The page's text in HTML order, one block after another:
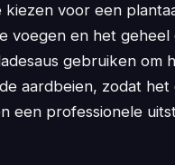
voor een
voegen en het
gebruiken om
aardbeien, zodat
een professionele